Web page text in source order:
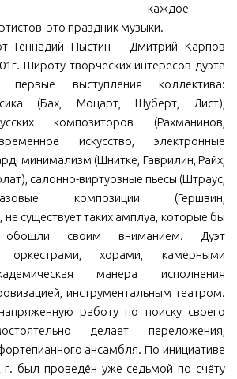
и отдыха им. И.В. Коротеева
библиотечная система»
качества
каждое
-это праздник музыки.
Геннадий Пыстин – Дмитрий Карпов
Широту творческих интересов дуэта
выступления коллектива:
(Бах, Моцарт, Шуберт, Лист),
композиторов (Рахманинов,
искусство, электронные
минимализм (Шнитке, Гаврилин, Райх,
салонно-виртуозные пьесы (Штраус,
композиции (Гершвин,
существует таких амплуа, которые бы
обошли своим вниманием. Дуэт
оркестрами, хорами, камерными
манера исполнения
инструментальным театром.
работу по поиску своего
делает переложения,
ансамбля. По инициативе
г. был проведён уже седьмой по счёту